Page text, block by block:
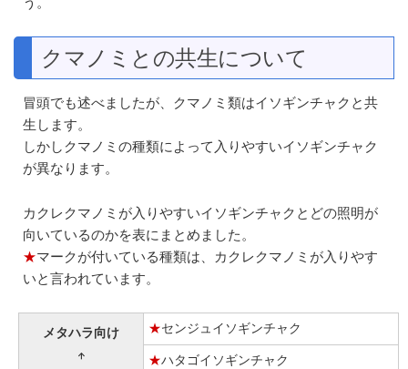
クマノミとの共生について
冒頭でも述べましたが、クマノミ類はイソギンチャクと共
生します。
しかしクマノミの種類によって入りやすいイソギンチャク
が異なります。
カクレクマノミが入りやすいイソギンチャクとどの照明が
向いているのかを表にまとめました。
★マークが付いている種類は、カクレクマノミが入りやす
いと言われています。
メタハラ向け
↑
★センジュイソギンチャク
★ハタゴイソギンチャク